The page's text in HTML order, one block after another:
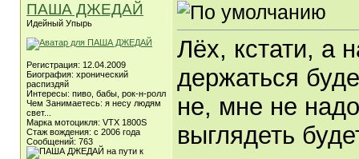
ПАША ДЖЕДАЙ
Идейный Упырь
Регистрация: 12.04.2009
Биография: хронический
распиздяй
Интересы: пиво, бабы, рок-н-ролл
Чем Занимаетесь: я несу людям
свет...
Марка мотоцикля: VTX 1800S
Стаж вождения: c 2006 года
Сообщений: 763
Лёх, кстати, а
держаться
не, мне не
выглядеть